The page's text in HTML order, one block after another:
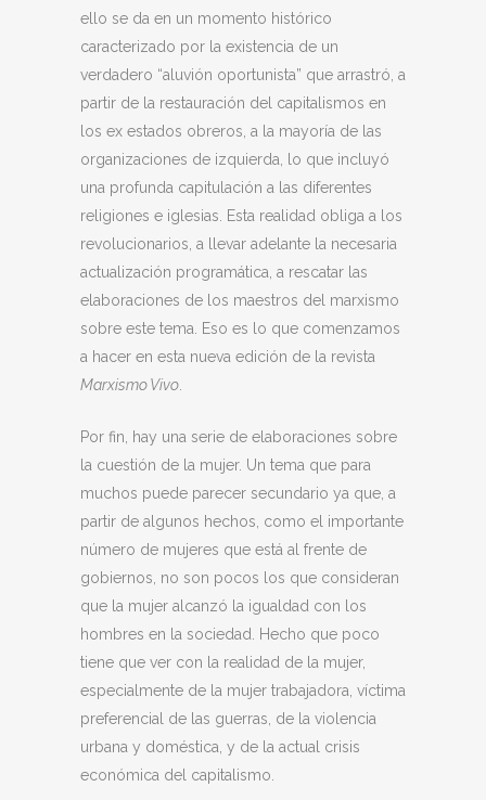
ello se da en un momento histórico
caracterizado por la existencia de un
verdadero “aluvión oportunista” que arrastró, a
partir de la restauración del capitalismos en
los ex estados obreros, a la mayoría de las
organizaciones de izquierda, lo que incluyó
una profunda capitulación a las diferentes
religiones e iglesias. Esta realidad obliga a los
revolucionarios, a llevar adelante la necesaria
actualización programática, a rescatar las
elaboraciones de los maestros del marxismo
sobre este tema. Eso es lo que comenzamos
a hacer en esta nueva edición de la revista
Marxismo Vivo
Por fin, hay una serie de elaboraciones sobre
la cuestión de la mujer. Un tema que para
muchos puede parecer secundario ya que, a
partir de algunos hechos, como el importante
número de mujeres que está al frente de
gobiernos, no son pocos los que consideran
que la mujer alcanzó la igualdad con los
hombres en la sociedad. Hecho que poco
tiene que ver con la realidad de la mujer,
especialmente de la mujer trabajadora, víctima
preferencial de las guerras, de la violencia
urbana y doméstica, y de la actual crisis
económica del capitalismo.